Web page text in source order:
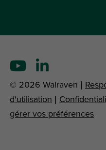
© 2026 Walraven |
d'utilisation |
gérer vos préférences